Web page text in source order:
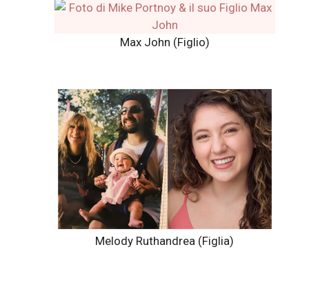
Max John (Figlio)
Melody Ruthandrea (Figlia)